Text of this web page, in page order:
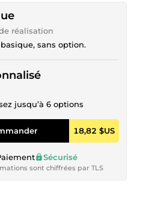
réalisation
sans option.
jusqu’à 6 options
18,82 $US
Sécurisé
sont chiffrées par TLS